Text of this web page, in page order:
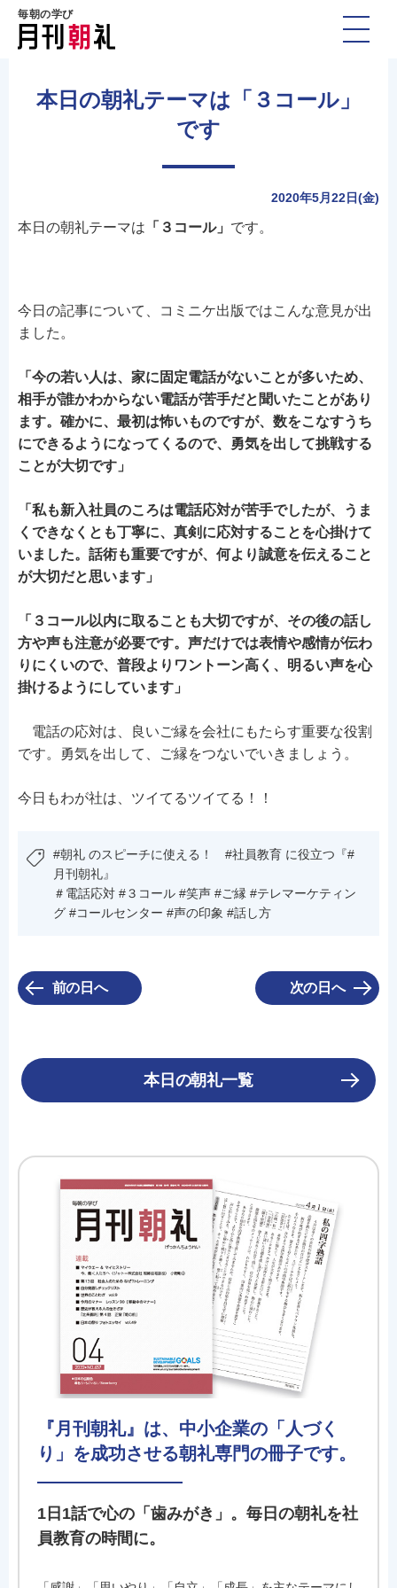
毎朝の学び
本日の朝礼テーマは「３コール」
です
2020年5月22日(金)
本日の朝礼テーマは 「３コール」 です。
今日の記事について、コミニケ出版ではこんな意見が出
ました。
「今の若い人は、家に固定電話がないことが多いため、
相手が誰かわからない電話が苦手だと聞いたことがあり
ます。確かに、最初は怖いものですが、数をこなすうち
にできるようになってくるので、勇気を出して挑戦する
ことが大切です」
「私も新入社員のころは電話応対が苦手でしたが、うま
くできなくとも丁寧に、真剣に応対することを心掛けて
いました。話術も重要ですが、何より誠意を伝えること
が大切だと思います」
「３コール以内に取ることも大切ですが、その後の話し
方や声も注意が必要です。声だけでは表情や感情が伝わ
りにくいので、普段よりワントーン高く、明るい声を心
掛けるようにしています」
電話の応対は、良いご縁を会社にもたらす重要な役割
です。勇気を出して、ご縁をつないでいきましょう。
今日もわが社は、ツイてるツイてる！！
#朝礼 のスピーチに使える！ #社員教育 に役立つ『#
月刊朝礼』
＃電話応対 #３コール #笑声 #ご縁 #テレマーケティン
グ #コールセンター #声の印象 #話し方
前の日へ 次の日へ
本日の朝礼一覧
『月刊朝礼』は、中小企業の「人づく
り」を成功させる朝礼専門の冊子です。
1日1話で心の「歯みがき」。毎日の朝礼を社
員教育の時間に。